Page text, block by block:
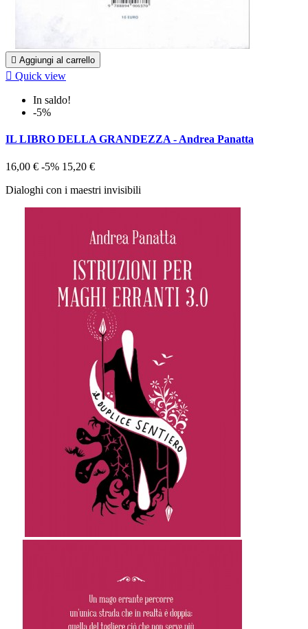
 Aggiungi al carrello
 Quick view
In saldo!
-5%
IL LIBRO DELLA GRANDEZZA - Andrea Panatta
16,00 € -5% 15,20 €
Dialoghi con i maestri invisibili